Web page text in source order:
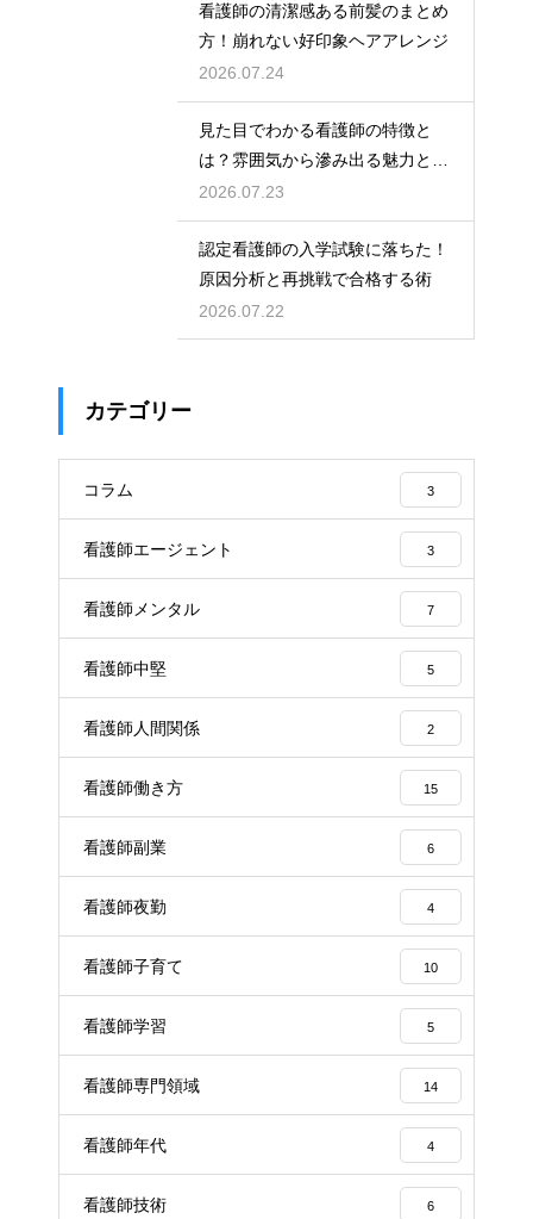
看護師の清潔感ある前髪のまとめ
方！崩れない好印象ヘアアレンジ
2026.07.24
見た目でわかる看護師の特徴と
は？雰囲気から滲み出る魅力と秘
密
2026.07.23
認定看護師の入学試験に落ちた！
原因分析と再挑戦で合格する術
2026.07.22
カテゴリー
コラム 3
看護師エージェント 3
看護師メンタル 7
看護師中堅 5
看護師人間関係 2
看護師働き方 15
看護師副業 6
看護師夜勤 4
看護師子育て 10
看護師学習 5
看護師専門領域 14
看護師年代 4
看護師技術 6